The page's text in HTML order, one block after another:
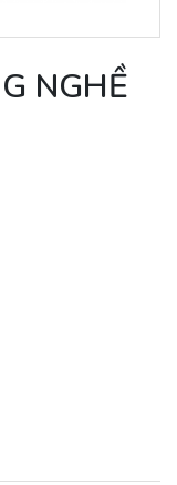
NGHỀ